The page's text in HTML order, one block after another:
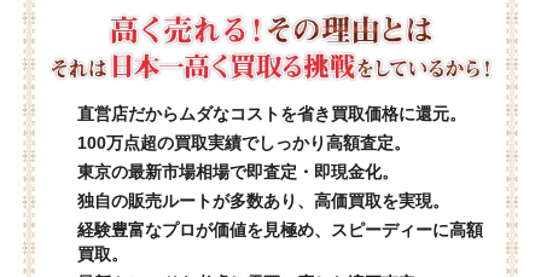
直営店だからムダなコストを省き買取価格に還元。
100万点超の買取実績でしっかり高額査定。
東京の最新市場相場で即査定・即現金化。
独自の販売ルートが多数あり、高価買取を実現。
経験豊富なプロが価値を見極め、スピーディーに高額
買取。